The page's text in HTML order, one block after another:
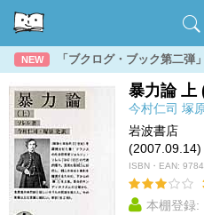
NEW 「ブクログ・ブック第二弾
暴力論 上
今村仁司 塚
岩波書店
(2007.09.14)
ISBN・EAN:
本棚登録: